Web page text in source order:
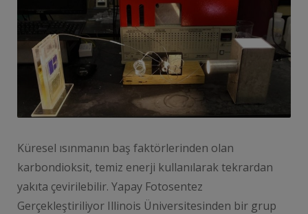
Küresel ısınmanın baş faktörlerinden olan
karbondioksit, temiz enerji kullanılarak tekrardan
yakıta çevirilebilir. Yapay Fotosentez
Gerçekleştiriliyor Illinois Üniversitesinden bir grup